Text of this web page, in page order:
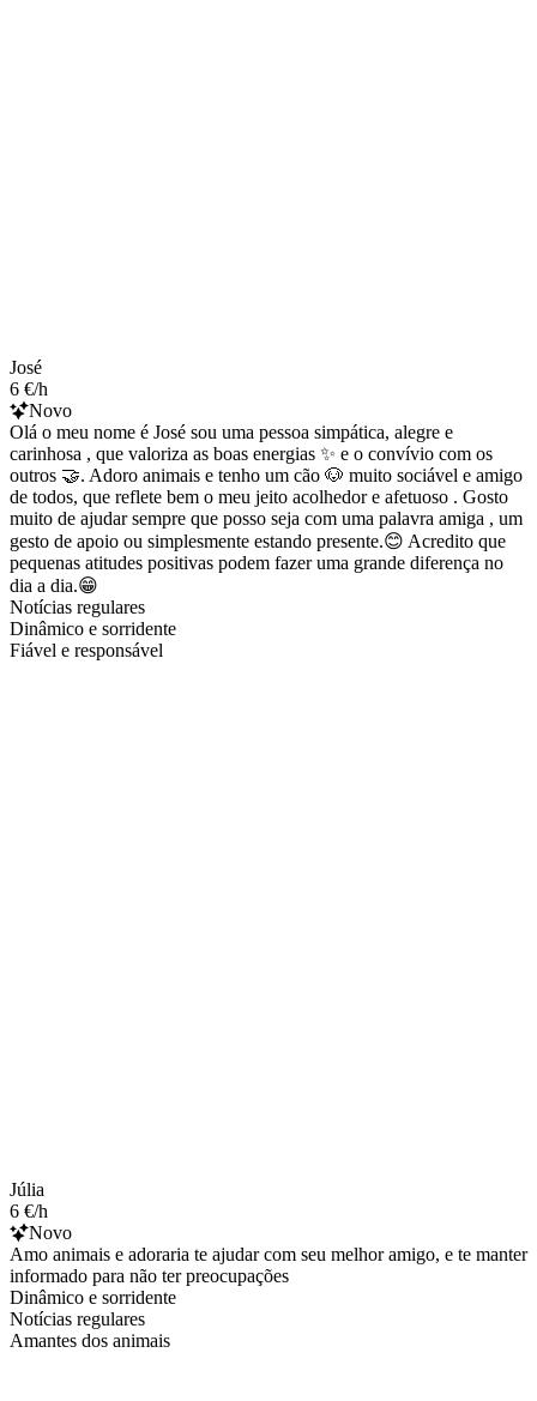
José
6 €/h
Novo
Olá o meu nome é José sou uma pessoa simpática, alegre e
carinhosa , que valoriza as boas energias ✨ e o convívio com os
outros 🤝. Adoro animais e tenho um cão 🐶 muito sociável e amigo
de todos, que reflete bem o meu jeito acolhedor e afetuoso . Gosto
muito de ajudar sempre que posso seja com uma palavra amiga , um
gesto de apoio ou simplesmente estando presente.😊 Acredito que
pequenas atitudes positivas podem fazer uma grande diferença no
dia a dia.😁
Notícias regulares
Dinâmico e sorridente
Fiável e responsável
Júlia
6 €/h
Novo
Amo animais e adoraria te ajudar com seu melhor amigo, e te manter
informado para não ter preocupações
Dinâmico e sorridente
Notícias regulares
Amantes dos animais